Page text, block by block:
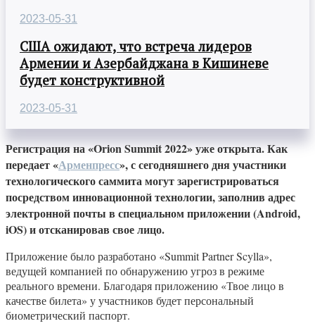
2023-05-31
США ожидают, что встреча лидеров
Армении и Азербайджана в Кишиневе
будет конструктивной
2023-05-31
Регистрация на «Orion Summit 2022» уже открыта. Как
передает «Арменпресс», с сегодняшнего дня участники
технологического саммита могут зарегистрироваться
посредством инновационной технологии, заполнив адрес
электронной почты в специальном приложении (Android,
iOS) и отсканировав свое лицо.
Приложение было разработано «Summit Partner Scylla»,
ведущей компанией по обнаружению угроз в режиме
реального времени. Благодаря приложению «Твое лицо в
качестве билета» у участников будет персональный
биометрический паспорт.